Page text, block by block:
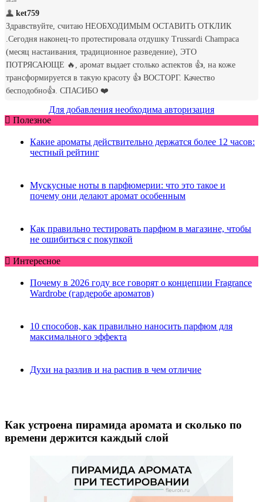
Для добавления необходима авторизация
Полезное
Какие ароматы действительно держатся более 12 часов:
честный рейтинг
Мускусные ноты в парфюмерии: что это такое и
почему они делают аромат особенным
Как правильно тестировать парфюм в магазине, чтобы
не ошибиться с покупкой
Интересное
Почему в 2026 году все говорят о концепции Fragrance
Wardrobe (гардеробе ароматов)
10 способов, как правильно наносить парфюм для
максимального эффекта
Духи на разлив и на распив в чем отличие
Как устроена пирамида аромата и сколько по
времени держится каждый слой